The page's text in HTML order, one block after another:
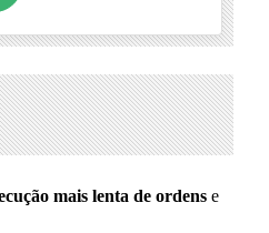
mais lenta de ordens e